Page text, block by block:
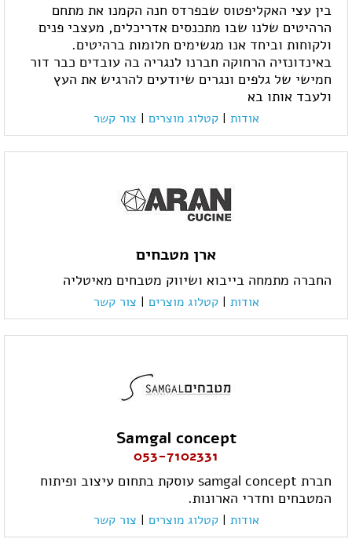
בין עצי האקליפטוס שבפרדס חנה הקמנו את מתחם
הרהיטים שלנו שבו מתכנסים אדריכלים, מעצבי פנים
ולקוחות וביחד אנו מגשימים חלומות ברהיטים.
באינדונזיה הרחוקה חברנו לנגריה בה עובדים כבר דור
חמישי של גלפים ונגרים שיודעים להרגיש את העץ
ולעבד אותו בא
אודות | קטלוג מוצרים | צור קשר
ארן מטבחים
החברה מתמחה בייבוא ושיווק מטבחים מאיטליה
אודות | קטלוג מוצרים | צור קשר
Samgal concept
053-7102331
חברת samgal concept עוסקת בתחום עיצוב ופיתוח
המטבחים וחדרי הארונות.
אודות | קטלוג מוצרים | צור קשר